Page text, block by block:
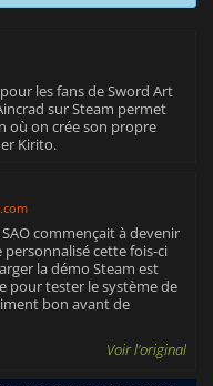
les fans de Sword Art
sur Steam permet
où on crée son propre
Kirito.
commençait à devenir
cette fois-ci
la démo Steam est
pour tester le système de
bon avant de
Voir l'original